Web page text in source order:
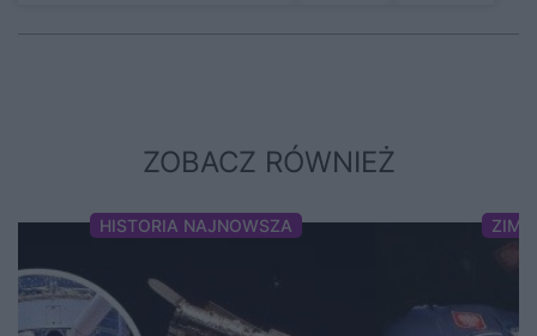
ZOBACZ RÓWNIEŻ
HISTORIA NAJNOWSZA